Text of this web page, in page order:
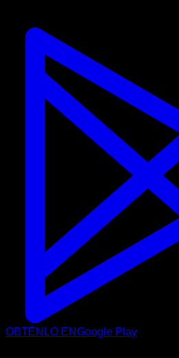
OBTÉNLO ENGoogle Play